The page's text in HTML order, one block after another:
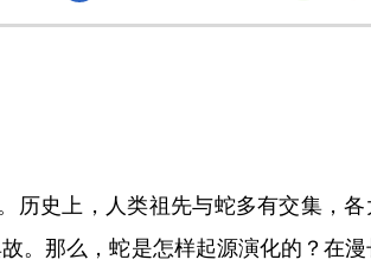
史上，人类祖先与蛇多有交集，各
。那么，蛇是怎样起源演化的？在漫